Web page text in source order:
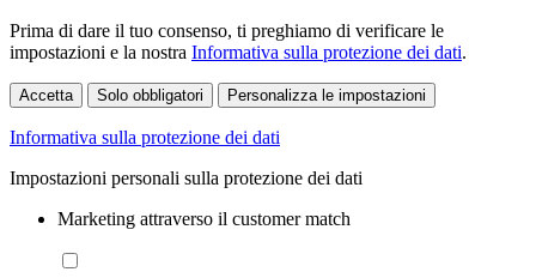
Prima di dare il tuo consenso, ti preghiamo di verificare le
impostazioni e la nostra Informativa sulla protezione dei dati.
Accetta Solo obbligatori Personalizza le impostazioni
Informativa sulla protezione dei dati
Impostazioni personali sulla protezione dei dati
Marketing attraverso il customer match